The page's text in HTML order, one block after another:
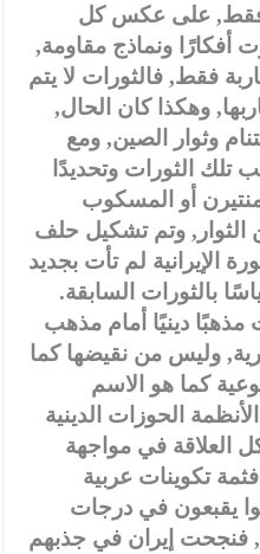
فقط, على عكس كل
أفكارًا ونماذج مقاومة,
فقط, فالثورات لا يتم
وهكذا كان الحال,
وثوار الصين, ومع
الثورات وتحديدًا
أو المسكوب
الثوار, وتم تشكيل حلف
الإيرانية لم تأت بجديد
بالثورات السابقة.
دينيًا أمام مذهب
وليس من نقيضها كما
كما هو الاسم
الحوزات الدينية
العلاقة في مواجهة
تكوينات عربية
يقبعون في درجات
فنجحت إيران في جذبهم